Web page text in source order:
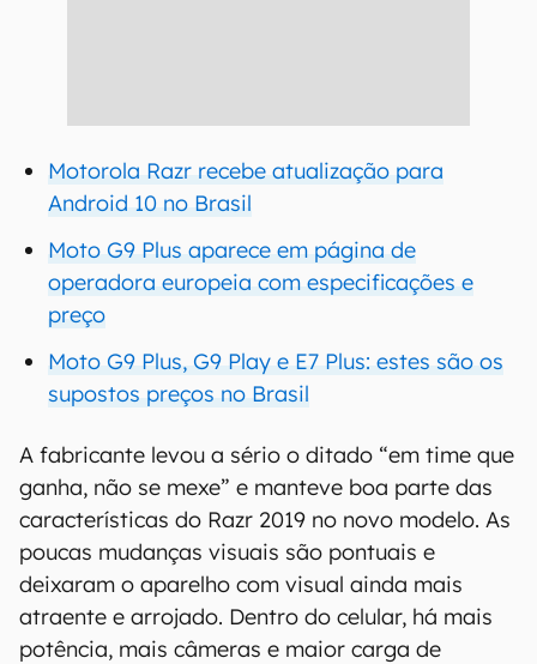
Motorola Razr recebe atualização para
Android 10 no Brasil
Moto G9 Plus aparece em página de
operadora europeia com especificações e
preço
Moto G9 Plus, G9 Play e E7 Plus: estes são os
supostos preços no Brasil
A fabricante levou a sério o ditado “em time que
ganha, não se mexe” e manteve boa parte das
características do Razr 2019 no novo modelo. As
poucas mudanças visuais são pontuais e
deixaram o aparelho com visual ainda mais
atraente e arrojado. Dentro do celular, há mais
potência, mais câmeras e maior carga de